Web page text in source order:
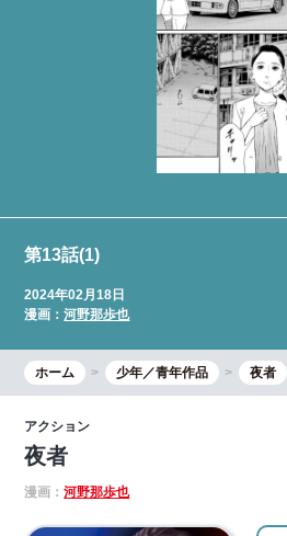
第13話(1)
2024年02月18日
漫画：河野那歩也
ホーム 少年／青年作品 夜者
アクション
夜者
漫画：河野那歩也